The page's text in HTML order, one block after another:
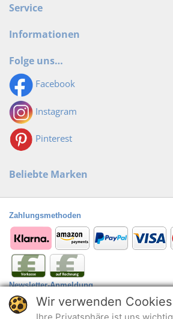
Service
Informationen
Folge uns…
Facebook
Instagram
Pinterest
Beliebte Marken
Zahlungsmethoden
Newsletter-Anmeldung
@
Wir verwenden Cookies